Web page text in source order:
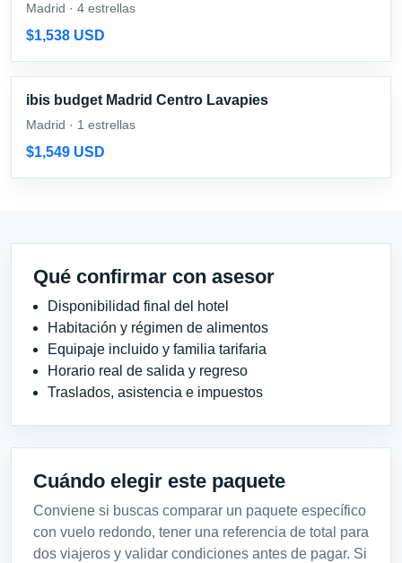
Madrid · 4 estrellas
$1,538 USD
ibis budget Madrid Centro Lavapies
Madrid · 1 estrellas
$1,549 USD
Qué confirmar con asesor
Disponibilidad final del hotel
Habitación y régimen de alimentos
Equipaje incluido y familia tarifaria
Horario real de salida y regreso
Traslados, asistencia e impuestos
Cuándo elegir este paquete
Conviene si buscas comparar un paquete específico
con vuelo redondo, tener una referencia de total para
dos viajeros y validar condiciones antes de pagar. Si